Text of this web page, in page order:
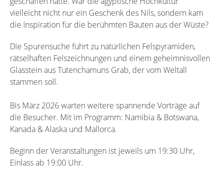
vielleicht nicht nur ein Geschenk des Nils, sondern kam
die Inspiration für die berühmten Bauten aus der Wüste?
Die Spurensuche führt zu natürlichen Felspyramiden,
rätselhaften Felszeichnungen und einem geheimnisvollen
Glasstein aus Tutenchamuns Grab, der vom Weltall
stammen soll.
Bis März 2026 warten weitere spannende Vorträge auf
die Besucher. Mit im Programm: Namibia & Botswana,
Kanada & Alaska und Mallorca.
Beginn der Veranstaltungen ist jeweils um 19:30 Uhr,
Einlass ab 19:00 Uhr.